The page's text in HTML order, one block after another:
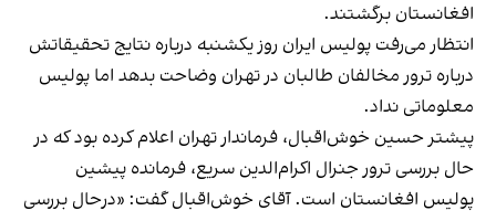
افغانستان برگشتند.
انتظار می‌رفت پولیس ایران روز یکشنبه درباره نتایج تحقیقاتش
درباره ترور مخالفان طالبان در تهران وضاحت بدهد اما پولیس
معلوماتی نداد.
پیشتر حسین خوش‌اقبال، فرماندار تهران اعلام کرده بود که در
حال بررسی ترور جنرال اکرام‌الدین سریع، فرمانده پیشین
پولیس افغانستان است. آقای خوش‌اقبال گفت: «درحال بررسی